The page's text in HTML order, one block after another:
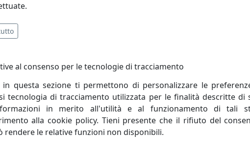
al consenso per le tecnologie di tracciamento
questa sezione ti permettono di personalizzare le
tecnologia di tracciamento utilizzata per le finalità descritte di
in merito all'utilità e al funzionamento di tali
alla cookie policy. Tieni presente che il rifiuto del
rendere le relative funzioni non disponibili.